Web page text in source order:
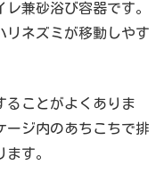
兼砂浴び容器です。
リネズミが移動しやす
ることがよくありま
ージ内のあちこちで排
す。